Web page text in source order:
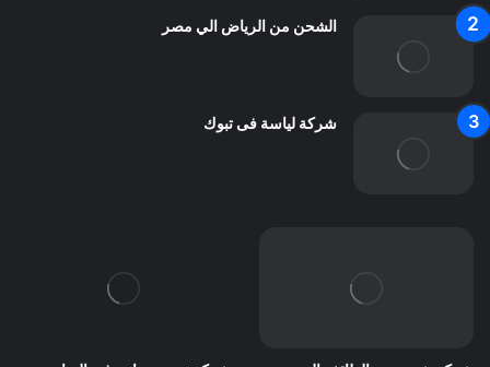
الشحن من الرياض الي مصر
شركة لياسة فى تبوك